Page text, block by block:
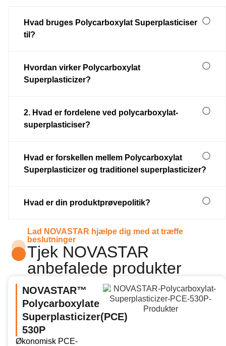
Hvad bruges Polycarboxylat Superplasticiser
til?
Hvordan virker Polycarboxylat
Superplasticizer?
2. Hvad er fordelene ved polycarboxylat-
superplasticiser?
Hvad er forskellen mellem Polycarboxylat
Superplasticizer og traditionel superplasticizer?
Hvad er din produktprøvepolitik?
Lad NOVASTAR hjælpe dig med at træffe
beslutninger
Tjek NOVASTAR
anbefalede produkter
NOVASTAR™
Polycarboxylate
Superplasticizer(PCE)
530P
Økonomisk PCE-